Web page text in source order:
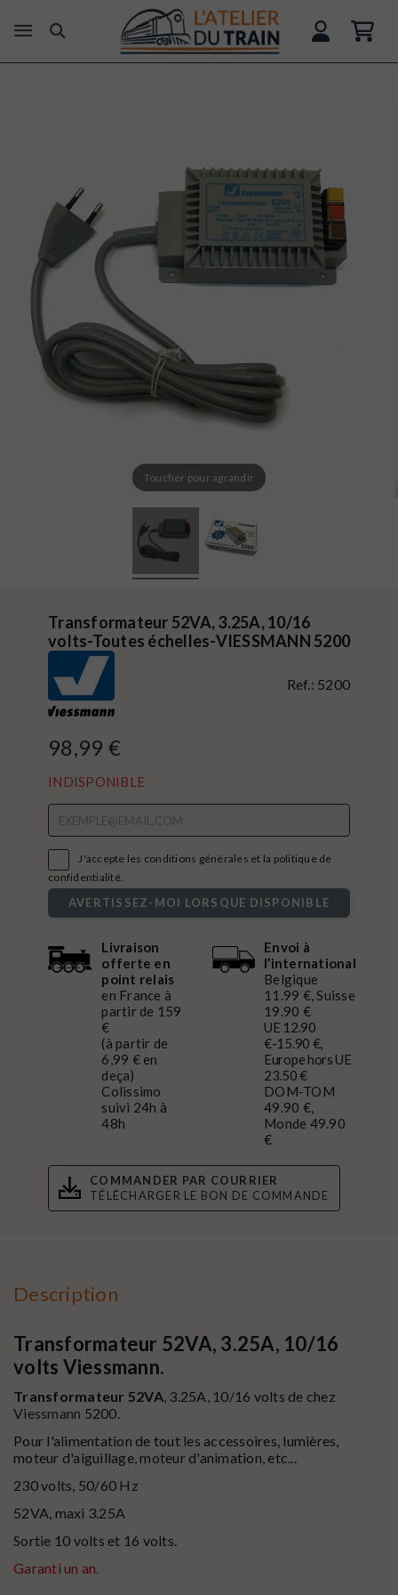
Toucher pour agrandir
Transformateur 52VA, 3.25A, 10/16
volts-Toutes échelles-VIESSMANN 5200
Ref.: 5200
98,99 €
INDISPONIBLE
J'accepte les conditions générales et la politique de
confidentialité.
AVERTISSEZ-MOI LORSQUE DISPONIBLE
Livraison
offerte en
point relais
en France à
partir de 159
€
(à partir de
6,99 € en
deça)
Colissimo
suivi 24h à
48h
Envoi à
l’international
Belgique
11.99 €, Suisse
19.90 €
UE 12.90
€-15.90 €,
Europe hors UE
23.50 €
DOM-TOM
49.90 €,
Monde 49.90
€
COMMANDER PAR COURRIER
TÉLÉCHARGER LE BON DE COMMANDE
Description
Transformateur 52VA, 3.25A, 10/16
volts Viessmann.
Transformateur 52VA, 3.25A, 10/16 volts de chez
Viessmann 5200.
Pour l'alimentation de tout les accessoires, lumières,
moteur d'aiguillage, moteur d'animation, etc...
230 volts, 50/60 Hz
52VA, maxi 3.25A
Sortie 10 volts et 16 volts.
Garanti un an.